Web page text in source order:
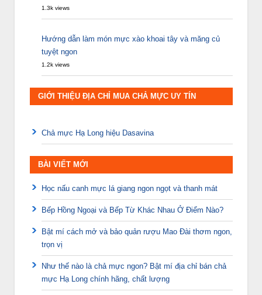
1.3k views
Hướng dẫn làm món mực xào khoai tây và măng củ
tuyệt ngon
1.2k views
GIỚI THIỆU ĐỊA CHỈ MUA CHẢ MỰC UY TÍN
Chả mực Hạ Long hiệu Dasavina
BÀI VIẾT MỚI
Học nấu canh mực lá giang ngon ngọt và thanh mát
Bếp Hồng Ngoại và Bếp Từ Khác Nhau Ở Điểm Nào?
Bật mí cách mở và bảo quản rượu Mao Đài thơm ngon,
trọn vị
Như thế nào là chả mực ngon? Bật mí địa chỉ bán chả
mực Hạ Long chính hãng, chất lượng